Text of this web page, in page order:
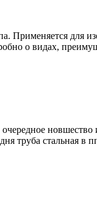
Применяется для
о видах,
новшество
труба стальная в